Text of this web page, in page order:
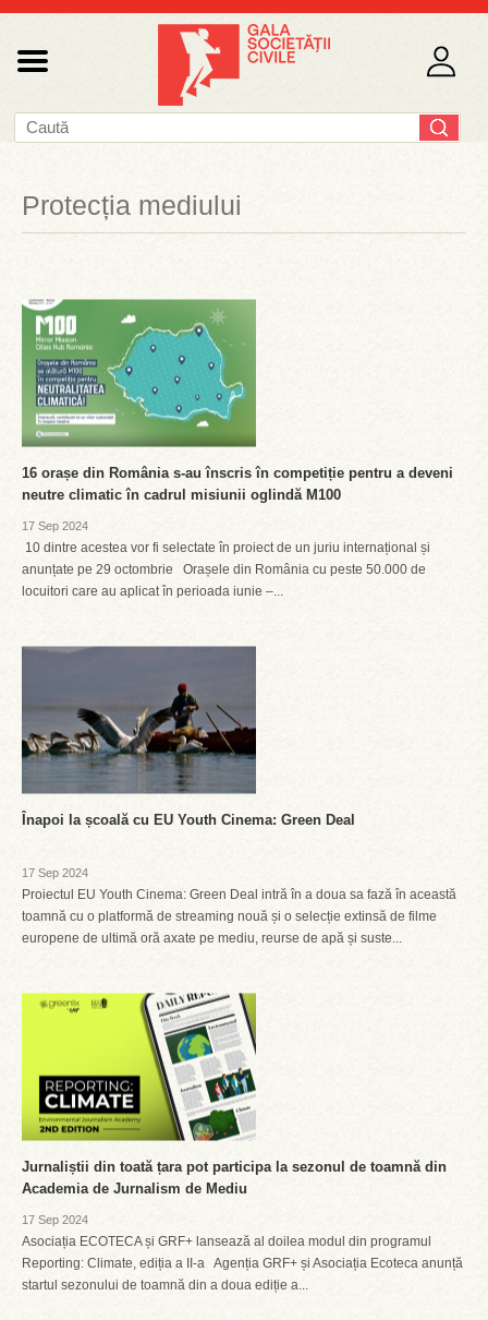
Protecția mediului
16 orașe din România s-au înscris în competiție pentru a deveni
neutre climatic în cadrul misiunii oglindă M100
17 Sep 2024
10 dintre acestea vor fi selectate în proiect de un juriu internațional și
anunțate pe 29 octombrie Orașele din România cu peste 50.000 de
locuitori care au aplicat în perioada iunie –...
Înapoi la școală cu EU Youth Cinema: Green Deal
17 Sep 2024
Proiectul EU Youth Cinema: Green Deal intră în a doua sa fază în această
toamnă cu o platformă de streaming nouă și o selecție extinsă de filme
europene de ultimă oră axate pe mediu, reurse de apă și suste...
Jurnaliștii din toată țara pot participa la sezonul de toamnă din
Academia de Jurnalism de Mediu
17 Sep 2024
Asociația ECOTECA și GRF+ lansează al doilea modul din programul
Reporting: Climate, ediția a II-a Agenția GRF+ și Asociația Ecoteca anunță
startul sezonului de toamnă din a doua ediție a...